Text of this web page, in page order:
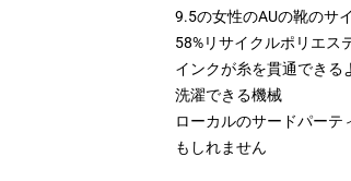
9.5の女性のAUの靴のサ
58%リサイクルポリエス
インクが糸を貫通できる
洗濯できる機械
ローカルのサードパー
もしれません